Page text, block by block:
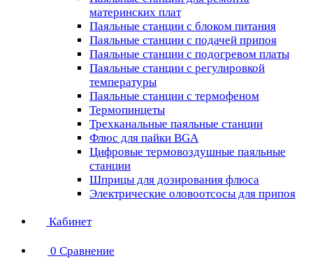
материнских плат
Паяльные станции с блоком питания
Паяльные станции с подачей припоя
Паяльные станции с подогревом платы
Паяльные станции с регулировкой
температуры
Паяльные станции с термофеном
Термопинцеты
Трехканальные паяльные станции
Флюс для пайки BGA
Цифровые термовоздушные паяльные
станции
Шприцы для дозирования флюса
Электрические оловоотсосы для припоя
Кабинет
0 Сравнение